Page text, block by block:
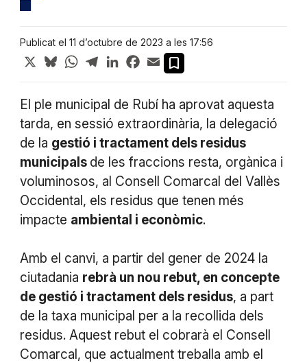
Publicat el 11 d’octubre de 2023 a les 17:56
X BlueskyWhatsApp
TelegramLinkedInFacebook
Email
El ple municipal de Rubí ha aprovat aquesta
tarda, en sessió extraordinària, la delegació
de la gestió i tractament dels residus
municipals de les fraccions resta, orgànica i
voluminosos, al Consell Comarcal del Vallès
Occidental, els residus que tenen més
impacte ambiental i econòmic.
Amb el canvi, a partir del gener de 2024 la
ciutadania rebrà un nou rebut, en concepte
de gestió i tractament dels residus, a part
de la taxa municipal per a la recollida dels
residus. Aquest rebut el cobrarà el Consell
Comarcal, que actualment treballa amb el